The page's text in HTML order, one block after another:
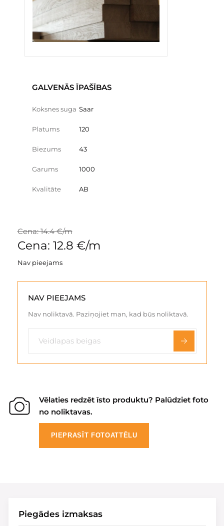
GALVENĀS ĪPAŠĪBAS
Koksnes suga Saar
Platums 120
Biezums 43
Garums 1000
Kvalitāte AB
Cena: 14.4 €/m
Cena: 12.8 €/m
Nav pieejams
NAV PIEEJAMS
Nav noliktavā. Paziņojiet man, kad būs noliktavā.
Vēlaties redzēt īsto produktu? Palūdziet foto
no noliktavas.
PIEPRASĪT FOTOATTĒLU
Piegādes izmaksas